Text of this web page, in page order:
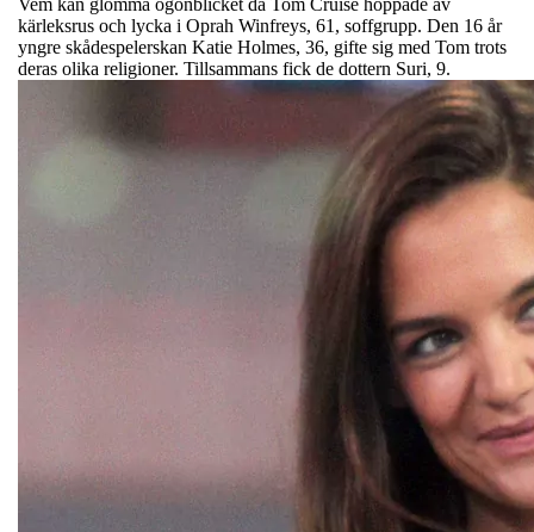
kärleksrus och lycka i Oprah Winfreys, 61, soffgrupp. Den 16 år
yngre skådespelerskan Katie Holmes, 36, gifte sig med Tom trots
deras olika religioner. Tillsammans fick de dottern Suri, 9.